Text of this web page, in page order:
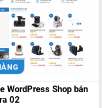
WordPress Shop bán
02